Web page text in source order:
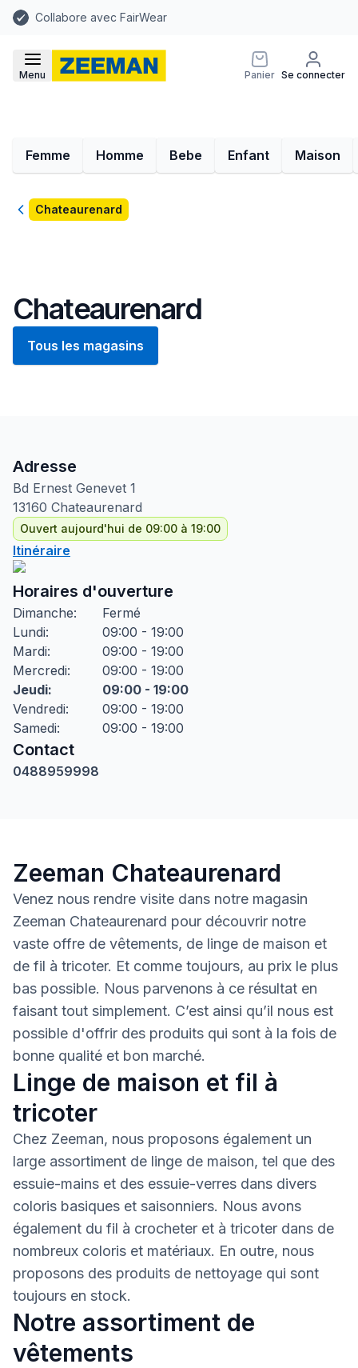
Collabore avec FairWear
Menu Panier Se connecter
Femme Homme Bebe Enfant Maison
RetourChateaurenard
Chateaurenard
Tous les magasins
Adresse
Bd Ernest Genevet 1
13160 Chateaurenard
Ouvert aujourd'hui de 09:00 à 19:00
Itinéraire
Horaires d'ouverture
Dimanche:
Fermé
Lundi:
09:00 - 19:00
Mardi:
09:00 - 19:00
Mercredi:
09:00 - 19:00
Jeudi:
09:00 - 19:00
Vendredi:
09:00 - 19:00
Samedi: 09:00 - 19:00
Contact
0488959998
Zeeman Chateaurenard
Venez nous rendre visite dans notre magasin
Zeeman Chateaurenard pour découvrir notre
vaste offre de vêtements, de linge de maison et
de fil à tricoter. Et comme toujours, au prix le plus
bas possible. Nous parvenons à ce résultat en
faisant tout simplement. C’est ainsi qu’il nous est
possible d'offrir des produits qui sont à la fois de
bonne qualité et bon marché.
Linge de maison et fil à
tricoter
Chez Zeeman, nous proposons également un
large assortiment de linge de maison, tel que des
essuie-mains et des essuie-verres dans divers
coloris basiques et saisonniers. Nous avons
également du fil à crocheter et à tricoter dans de
nombreux coloris et matériaux. En outre, nous
proposons des produits de nettoyage qui sont
toujours en stock.
Notre assortiment de
vêtements